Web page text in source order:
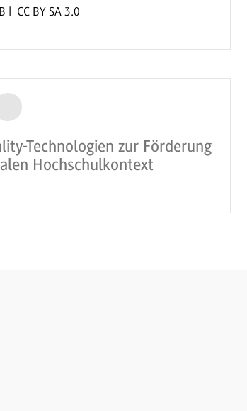
| CC BY SA 3.0
Technologien zur Förderung
Hochschulkontext